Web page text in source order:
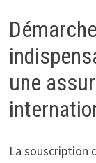
une
La souscription